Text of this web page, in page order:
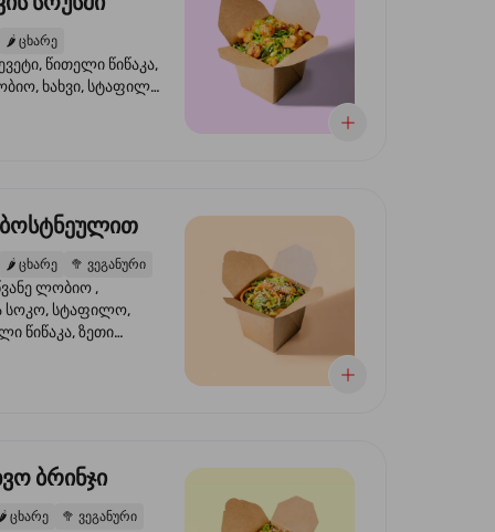
🌶️ ცხარე
წითელი წიწაკა,
ხახვი, სტაფილო,
ნიორი
🌶️ ცხარე 🥦 ვეგანური
ლობიო ,
სოკო, სტაფილო,
წიწაკა, ზეთი
ბრინჯი
🌶️ ცხარე 🥦 ვეგანური